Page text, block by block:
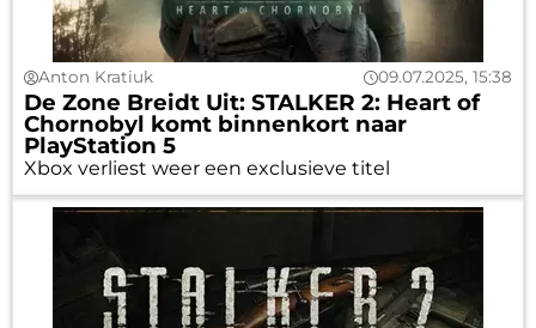
Anton Kratiuk 09.07.2025, 15:38
De Zone Breidt Uit: STALKER 2: Heart of
Chornobyl komt binnenkort naar
PlayStation 5
Xbox verliest weer een exclusieve titel